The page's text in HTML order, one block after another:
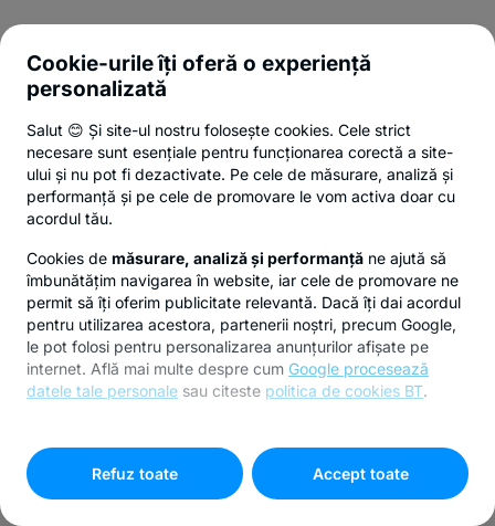
Cookie-urile îți oferă o experiență
personalizată
Salut 😊 Și site-ul nostru folosește cookies. Cele strict
necesare sunt esențiale pentru funcționarea corectă a site-
ului și nu pot fi dezactivate. Pe cele de măsurare, analiză și
performanță și pe cele de promovare le vom activa doar cu
acordul tău.
Cookies de măsurare, analiză și performanță ne ajută să
îmbunătățim navigarea în website, iar cele de promovare ne
permit să îți oferim publicitate relevantă. Dacă îți dai acordul
pentru utilizarea acestora, partenerii noștri, precum Google,
le pot folosi pentru personalizarea anunțurilor afișate pe
internet. Află mai multe despre cum Google procesează
datele tale personale sau citeste politica de cookies BT.
cookies"
Refuz toate
Accept toate